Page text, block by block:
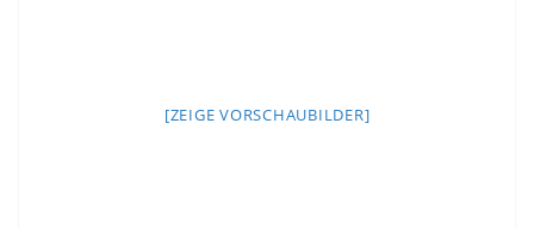
[ZEIGE VORSCHAUBILDER]